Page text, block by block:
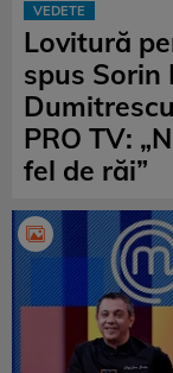
VEDETE
Lovitură
spus Sorin
PRO TV:
fel de răi”